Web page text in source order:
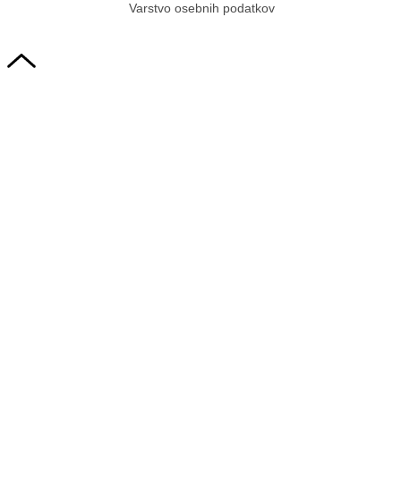
Varstvo osebnih podatkov